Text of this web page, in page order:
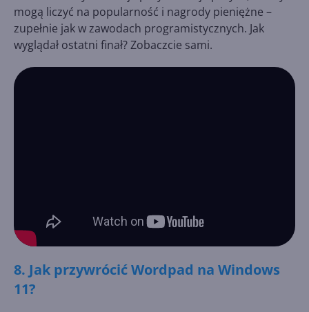
mogą liczyć na popularność i nagrody pieniężne –
zupełnie jak w zawodach programistycznych. Jak
wyglądał ostatni finał? Zobaczcie sami.
8. Jak przywrócić Wordpad na Windows
11?